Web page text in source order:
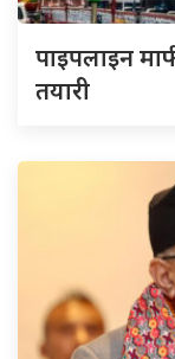
पाइपलाइन
तयारी